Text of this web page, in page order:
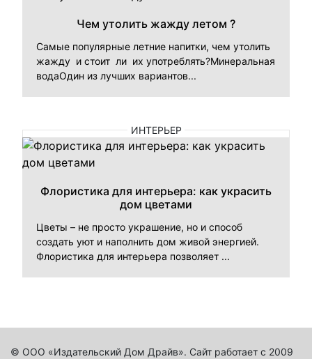
Чем утолить жажду летом ?
Самые популярные летние напитки, чем утолить
жажду и стоит ли их употреблять?Минеральная
водаОдин из лучших вариантов...
ИНТЕРЬЕР
Флористика для интерьера: как украсить
дом цветами
Цветы – не просто украшение, но и способ
создать уют и наполнить дом живой энергией.
Флористика для интерьера позволяет ...
© ООО «Издательский Дом Драйв». Сайт работает с 2009